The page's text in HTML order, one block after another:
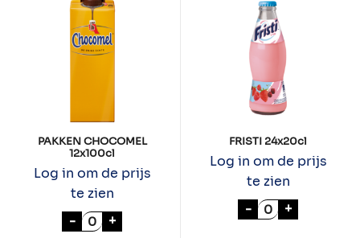
PAKKEN CHOCOMEL
12x100cl
Log in om de prijs
te zien
- PAKKEN CHOCOMEL 12x100cl aantal
+
FRISTI 24x20cl
Log in om de prijs
te zien
- FRISTI 24x20cl
+